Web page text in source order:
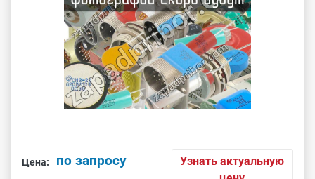
Цена: по запросу
Узнать актуальную